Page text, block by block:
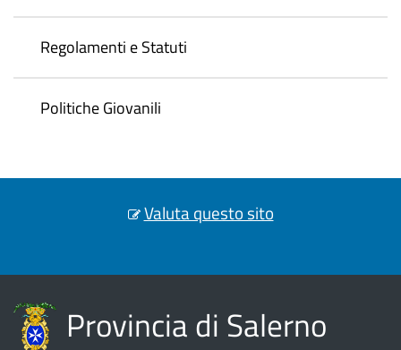
Regolamenti e Statuti
Politiche Giovanili
Valuta questo sito
Provincia di Salerno